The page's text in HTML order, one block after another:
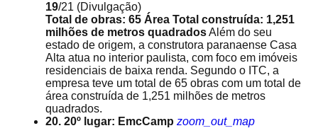
19/21 (Divulgação)
Total de obras: 65 Área Total construída: 1,251
milhões de metros quadradosAlém do seu
estado de origem, a construtora paranaense Casa
Alta atua no interior paulista, com foco em imóveis
residenciais de baixa renda. Segundo o ITC, a
empresa teve um total de 65 obras com um total de
área construída de 1,251 milhões de metros
quadrados.
20. 20º lugar: EmcCamp zoom_out_map